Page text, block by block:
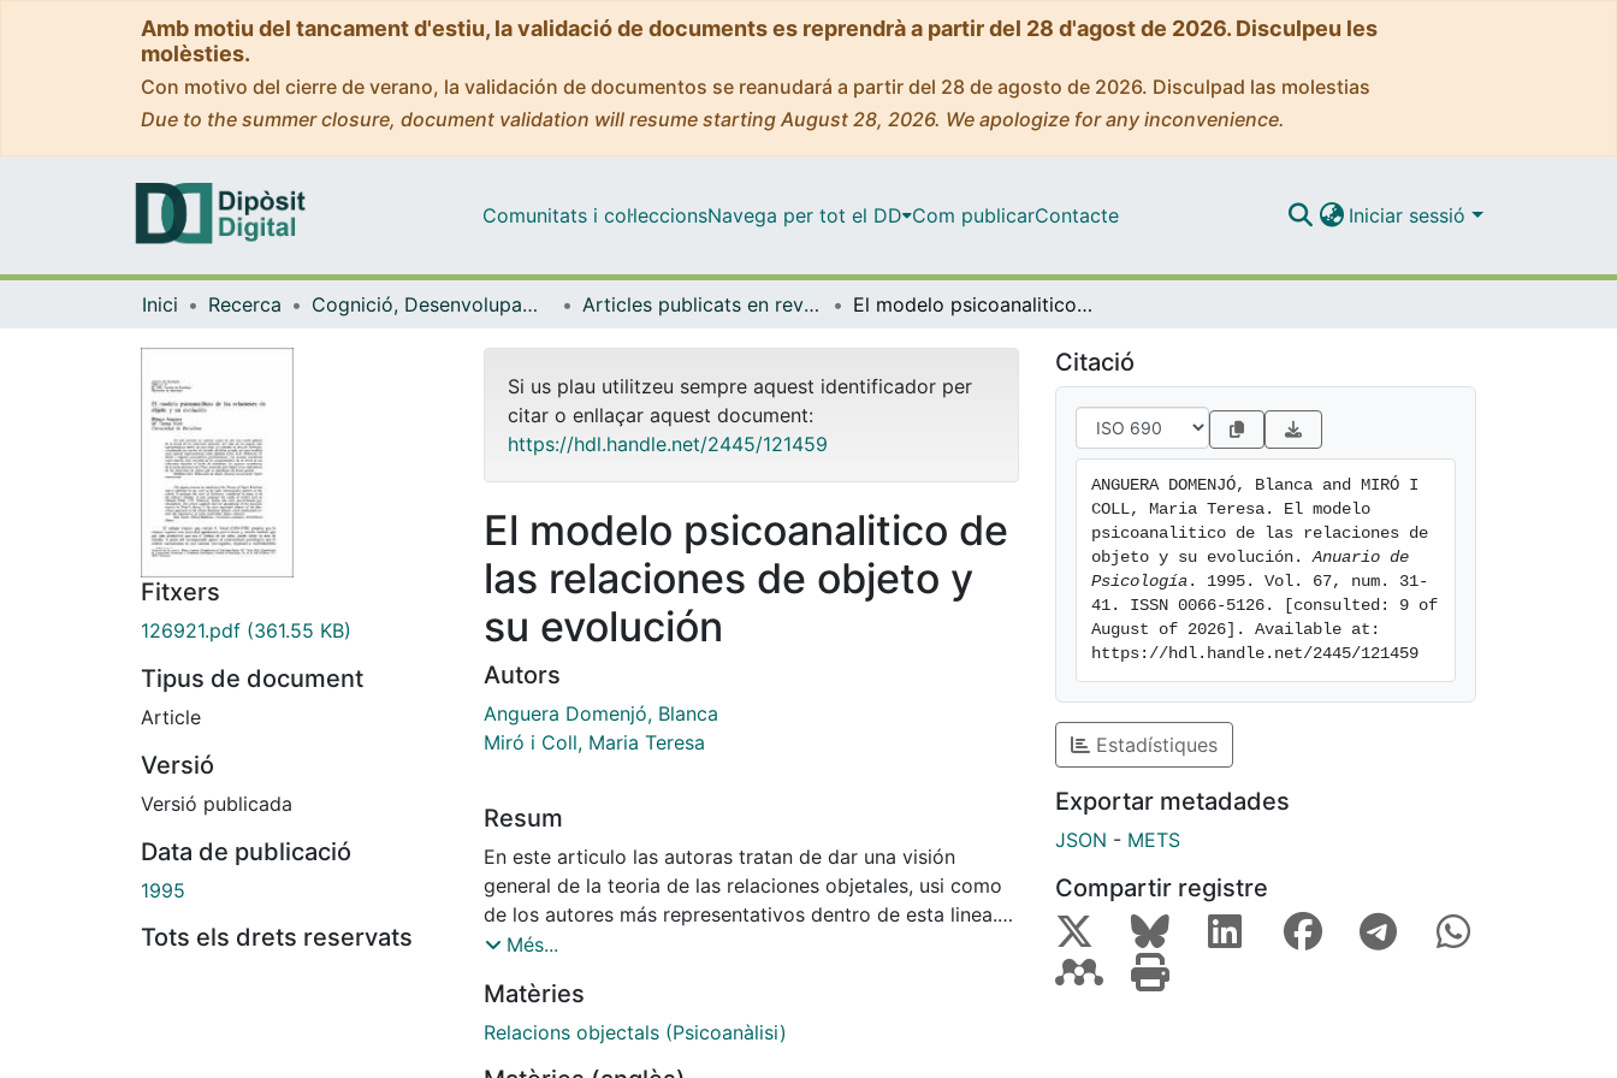
Amb motiu del tancament d'estiu, la validació de documents es reprendrà a partir del 28 d'agost de 2026. Disculpeu les
molèsties.
Con motivo del cierre de verano, la validación de documentos se reanudará a partir del 28 de agosto de 2026. Disculpad las molestias
Due to the summer closure, document validation will resume starting August 28, 2026. We apologize for any inconvenience.
Comunitats i col·leccionsNavega per tot el DD Com publicarContacte Iniciar sessió
Inici Recerca Cognició, Desenvolupament i Psicologia de l'Educació Articles publicats en revistes (Cognició, Desenvolupament i Psicologia de l'Educació) El modelo psicoanalitico de las relaciones de objeto y su evolución
Fitxers
126921.pdf (361.55 KB)
Tipus de document
Article
Versió
Versió publicada
Data de publicació
1995
Tots els drets reservats
Si us plau utilitzeu sempre aquest identificador per
citar o enllaçar aquest document:
https://hdl.handle.net/2445/121459
El modelo psicoanalitico de
las relaciones de objeto y
su evolución
Autors
Anguera Domenjó, Blanca
Miró i Coll, Maria Teresa
Resum
En este articulo las autoras tratan de dar una visión
general de la teoria de las relaciones objetales, usi como
de los autores más representativos dentro de esta linea.
Se comenta la obra de Fairbairn, considerado por muchos
autores representativos como Melanie Klein, D. W.
Winnicott, M. Balint y algunos psiconalistas postkleinianos.
Més...
Matèries
Relacions objectals (Psicoanàlisi)
Citació
ANGUERA DOMENJÓ, Blanca and MIRÓ I
COLL, Maria Teresa. El modelo
psicoanalitico de las relaciones de
objeto y su evolución. Anuario de
Psicología . 1995. Vol. 67, num. 31-
41. ISSN 0066-5126. [consulted: 9 of
August of 2026]. Available at:
https://hdl.handle.net/2445/121459
Estadístiques
Exportar metadades
JSON - METS
Compartir registre